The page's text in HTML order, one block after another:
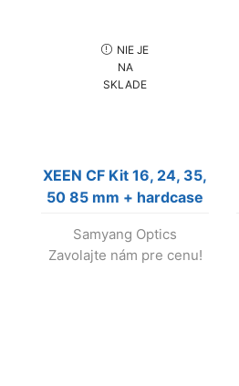
NIE JE
NA
SKLADE
XEEN CF Kit 16, 24, 35,
50 85 mm + hardcase
bola ukončená !!!
Samyang Optics
Zavolajte nám pre cenu!